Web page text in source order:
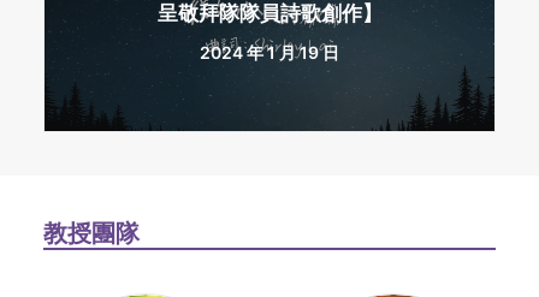
呈敬拜隊隊員詩歌創作】
2024 年 1 月 19 日
教授團隊